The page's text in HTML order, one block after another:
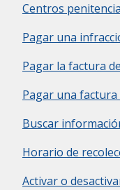
Centros
Pagar una
Pagar la factura
Pagar una
Buscar
Horario de
Activar o